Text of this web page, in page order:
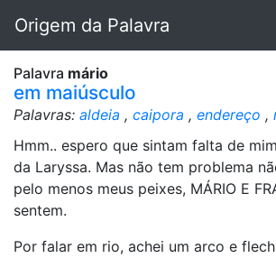
Origem da Palavra
Palavra mário
em maiúsculo
Palavras: aldeia , caipora , endereço ,
Hmm.. espero que sintam falta de
da Laryssa. Mas não tem problema
pelo menos meus peixes, MÁRIO E
sentem.
Por falar em rio, achei um arco e